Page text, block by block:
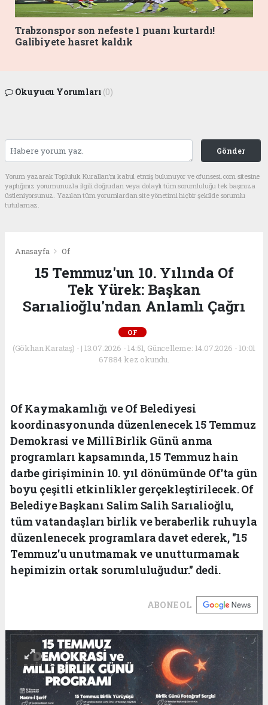
Trabzonspor son nefeste 1 puanı kurtardı!
Galibiyete hasret kaldık
Okuyucu Yorumları (0)
Gönder
Yorum yazarak Topluluk Kuralları’nı kabul etmiş bulunuyor ve ofunsesi.com sitesine
yaptığınız yorumunuzla ilgili doğrudan veya dolaylı tüm sorumluluğu tek başınıza
üstleniyorsunuz. Yazılan tüm yorumlardan site yönetimi hiçbir şekilde sorumlu
tutulamaz.
Anasayfa Of
15 Temmuz'un 10. Yılında Of
Tek Yürek: Başkan
Sarıalioğlu'ndan Anlamlı Çağrı
OF
(Gökhan Karataş) - | 13.07.2026 - 14:51, Güncelleme: 14.07.2026 - 10:01
67884 kez okundu.
Of Kaymakamlığı ve Of Belediyesi
koordinasyonunda düzenlenecek 15 Temmuz
Demokrasi ve Millî Birlik Günü anma
programları kapsamında, 15 Temmuz hain
darbe girişiminin 10. yıl dönümünde Of'ta gün
boyu çeşitli etkinlikler gerçekleştirilecek. Of
Belediye Başkanı Salim Salih Sarıalioğlu,
tüm vatandaşları birlik ve beraberlik ruhuyla
düzenlenecek programlara davet ederek, "15
Temmuz'u unutmamak ve unutturmamak
hepimizin ortak sorumluluğudur." dedi.
ABONE OL